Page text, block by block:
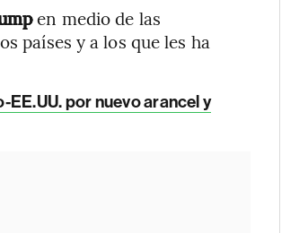
en medio de las
países y a los que les ha
por nuevo arancel y